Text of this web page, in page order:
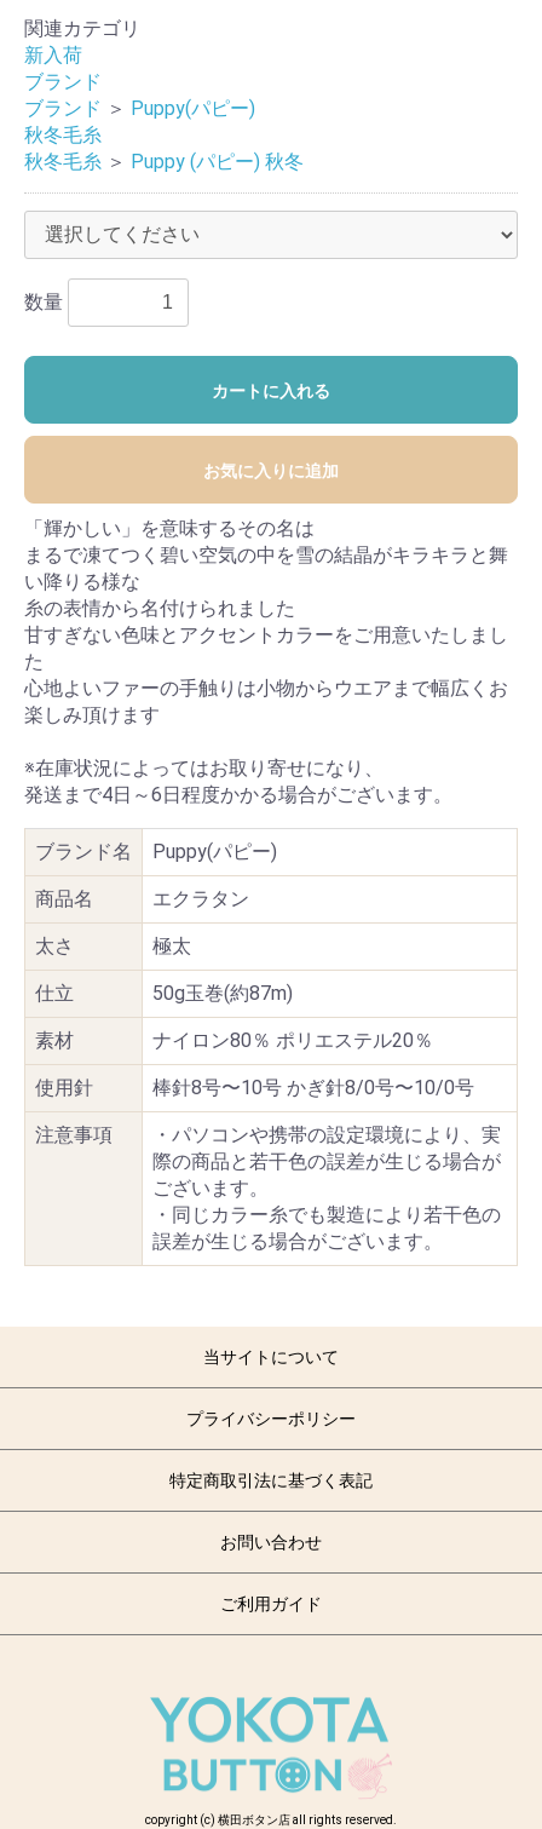
関連カテゴリ
新入荷
ブランド
ブランド ＞ Puppy(パピー)
秋冬毛糸
秋冬毛糸 ＞ Puppy (パピー) 秋冬
数量
カートに入れる
お気に入りに追加
「輝かしい」を意味するその名は
まるで凍てつく碧い空気の中を雪の結晶がキラキラと舞
い降りる様な
糸の表情から名付けられました
甘すぎない色味とアクセントカラーをご用意いたしまし
た
心地よいファーの手触りは小物からウエアまで幅広くお
楽しみ頂けます
※在庫状況によってはお取り寄せになり、
発送まで4日～6日程度かかる場合がございます。
ブランド名 Puppy(パピー)
商品名 エクラタン
太さ 極太
仕立 50g玉巻(約87m)
素材 ナイロン80％ ポリエステル20％
使用針 棒針8号〜10号 かぎ針8/0号〜10/0号
注意事項
・パソコンや携帯の設定環境により、実
際の商品と若干色の誤差が生じる場合が
ございます。
・同じカラー糸でも製造により若干色の
誤差が生じる場合がございます。
当サイトについて
プライバシーポリシー
特定商取引法に基づく表記
お問い合わせ
ご利用ガイド
copyright (c) 横田ボタン店 all rights reserved.